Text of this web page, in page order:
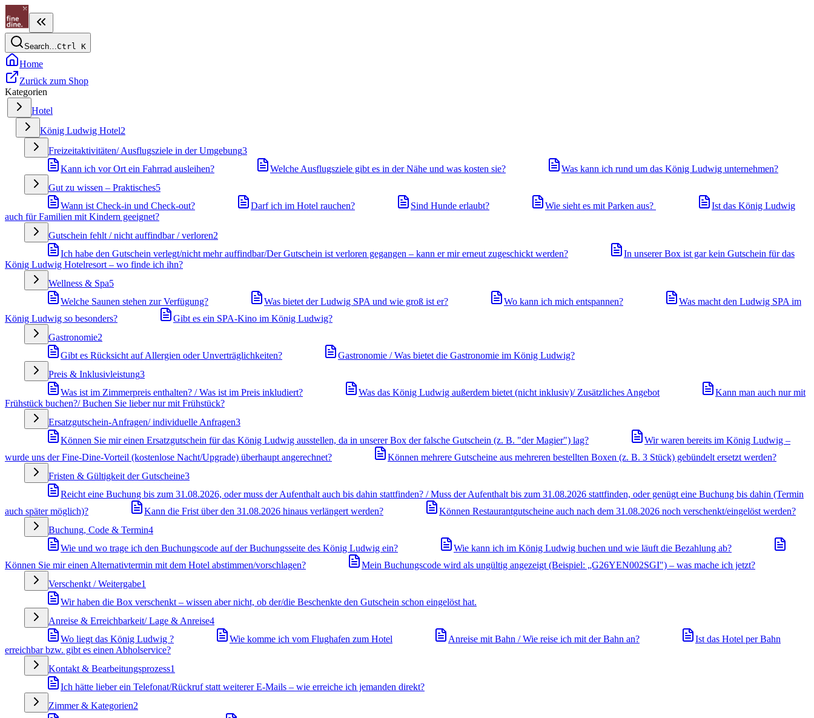
Search…Ctrl K
Home
Zurück zum Shop
Kategorien
Hotel
König Ludwig Hotel2
Freizeitaktivitäten/ Ausflugsziele in der Umgebung3
Kann ich vor Ort ein Fahrrad ausleihen?
Welche Ausflugsziele gibt es in der Nähe und was kosten sie?
Was kann ich rund um das König Ludwig unternehmen?
Gut zu wissen – Praktisches5
Wann ist Check-in und Check-out?
Darf ich im Hotel rauchen? Sind Hunde erlaubt? Wie sieht es mit Parken aus?
Ist das König Ludwig
auch für Familien mit Kindern geeignet?
Gutschein fehlt / nicht auffindbar / verloren2
Ich habe den Gutschein verlegt/nicht mehr auffindbar/Der Gutschein ist verloren gegangen – kann er mir erneut zugeschickt werden?
In unserer Box ist gar kein Gutschein für das
König Ludwig Hotelresort – wo finde ich ihn?
Wellness & Spa5
Welche Saunen stehen zur Verfügung?
Was bietet der Ludwig SPA und wie groß ist er? Wo kann ich mich entspannen?
Was macht den Ludwig SPA im
König Ludwig so besonders?
Gibt es ein SPA-Kino im König Ludwig?
Gastronomie2
Gibt es Rücksicht auf Allergien oder Unverträglichkeiten?
Gastronomie / Was bietet die Gastronomie im König Ludwig?
Preis & Inklusivleistung3
Was ist im Zimmerpreis enthalten? / Was ist im Preis inkludiert?
Was das König Ludwig außerdem bietet (nicht inklusiv)/ Zusätzliches Angebot
Kann man auch nur mit
Frühstück buchen?/ Buchen Sie lieber nur mit Frühstück?
Ersatzgutschein-Anfragen/ individuelle Anfragen3
Können Sie mir einen Ersatzgutschein für das König Ludwig ausstellen, da in unserer Box der falsche Gutschein (z. B. "der Magier") lag?
Wir waren bereits im König Ludwig –
wurde uns der Fine-Dine-Vorteil (kostenlose Nacht/Upgrade) überhaupt angerechnet?
Können mehrere Gutscheine aus mehreren bestellten Boxen (z. B. 3 Stück) gebündelt ersetzt werden?
Fristen & Gültigkeit der Gutscheine3
Reicht eine Buchung bis zum 31.08.2026, oder muss der Aufenthalt auch bis dahin stattfinden? / Muss der Aufenthalt bis zum 31.08.2026 stattfinden, oder genügt eine Buchung bis dahin (Termin
auch später möglich)?
Kann die Frist über den 31.08.2026 hinaus verlängert werden?
Können Restaurantgutscheine auch nach dem 31.08.2026 noch verschenkt/eingelöst werden?
Buchung, Code & Termin4
Wie und wo trage ich den Buchungscode auf der Buchungsseite des König Ludwig ein?
Wie kann ich im König Ludwig buchen und wie läuft die Bezahlung ab?
Können Sie mir einen Alternativtermin mit dem Hotel abstimmen/vorschlagen?
Mein Buchungscode wird als ungültig angezeigt (Beispiel: „G26YEN002SGI") – was mache ich jetzt?
Verschenkt / Weitergabe1
Wir haben die Box verschenkt – wissen aber nicht, ob der/die Beschenkte den Gutschein schon eingelöst hat.
Anreise & Erreichbarkeit/ Lage & Anreise4
Wo liegt das König Ludwig ?
Wie komme ich vom Flughafen zum Hotel Anreise mit Bahn / Wie reise ich mit der Bahn an?
Ist das Hotel per Bahn
erreichbar bzw. gibt es einen Abholservice?
Kontakt & Bearbeitungsprozess1
Ich hätte lieber ein Telefonat/Rückruf statt weiterer E-Mails – wie erreiche ich jemanden direkt?
Zimmer & Kategorien2